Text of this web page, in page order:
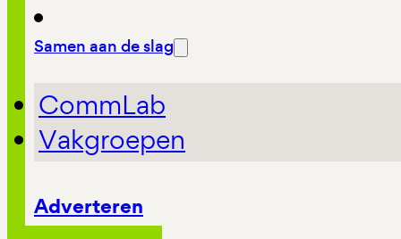
Samen aan de slag
CommLab
Vakgroepen
Adverteren